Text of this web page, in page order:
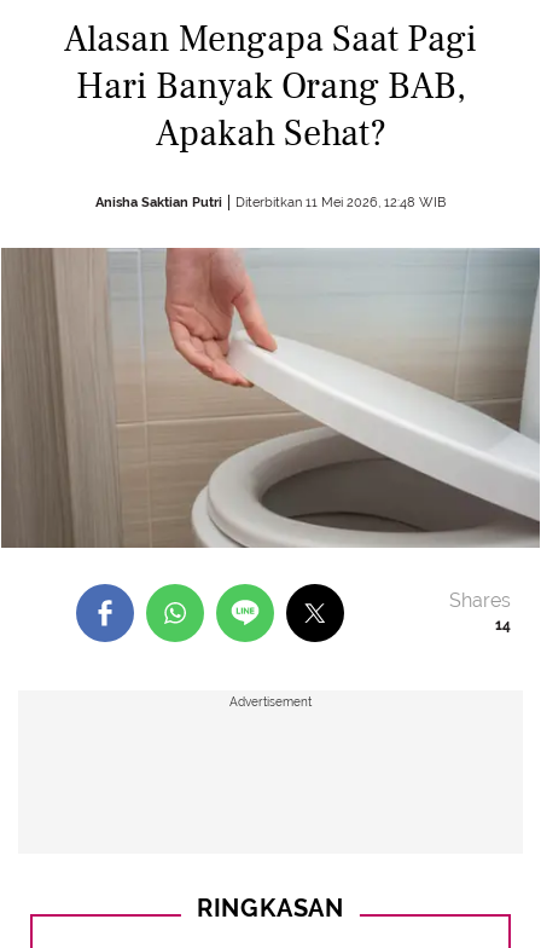
Alasan Mengapa Saat Pagi
Hari Banyak Orang BAB,
Apakah Sehat?
Anisha Saktian Putri Diterbitkan 11 Mei 2026, 12:48 WIB
14
Shares
Advertisement
RINGKASAN